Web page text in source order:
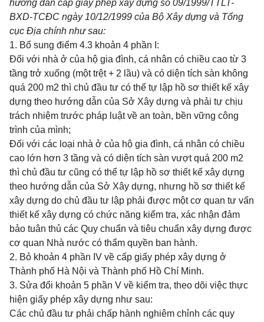
hướng dẫn cấp giấy phép xây dựng số 09/1999/TTLT-
BXD-TCĐC ngày 10/12/1999 của Bộ Xây dựng và Tổng
cục Địa chính như sau:
1. Bổ sung điểm 4.3 khoản 4 phần I:
Đối với nhà ở của hộ gia đình, cá nhân có chiều cao từ 3
tầng trở xuống (một trệt + 2 lầu) và có diện tích sàn không
quá 200 m2 thì chủ đầu tư có thể tự lập hồ sơ thiết kế xây
dựng theo hướng dẫn của Sở Xây dựng và phải tự chịu
trách nhiệm trước pháp luật về an toàn, bền vững công
trình của mình;
Đối với các loại nhà ở của hộ gia đình, cá nhân có chiều
cao lớn hơn 3 tầng và có diện tích sàn vượt quá 200 m2
thì chủ đầu tư cũng có thể tự lập hồ sơ thiết kế xây dựng
theo hướng dẫn của Sở Xây dựng, nhưng hồ sơ thiết kế
xây dựng do chủ đầu tư lập phải được một cơ quan tư vấn
thiết kế xây dựng có chức năng kiểm tra, xác nhận đảm
bảo tuân thủ các Quy chuẩn và tiêu chuẩn xây dựng được
cơ quan Nhà nước có thẩm quyền ban hành.
2. Bỏ khoản 4 phần IV về cấp giấy phép xây dựng ở
Thành phố Hà Nội và Thành phố Hồ Chí Minh.
3. Sửa đổi khoản 5 phần V về kiểm tra, theo dõi việc thực
hiện giấy phép xây dựng như sau:
Các chủ đầu tư phải chấp hành nghiêm chỉnh các quy